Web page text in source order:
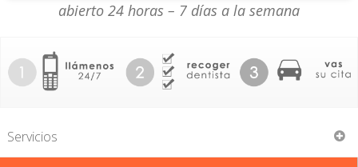
abierto 24 horas – 7 días a la semana
Servicios